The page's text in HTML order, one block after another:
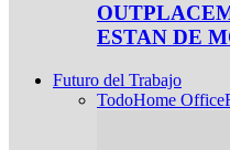
ESTAN DE
Futuro del Trabajo
TodoHome Office